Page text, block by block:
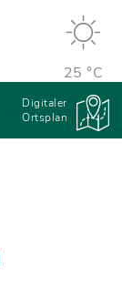
25 °C
Digitaler
Ortsplan